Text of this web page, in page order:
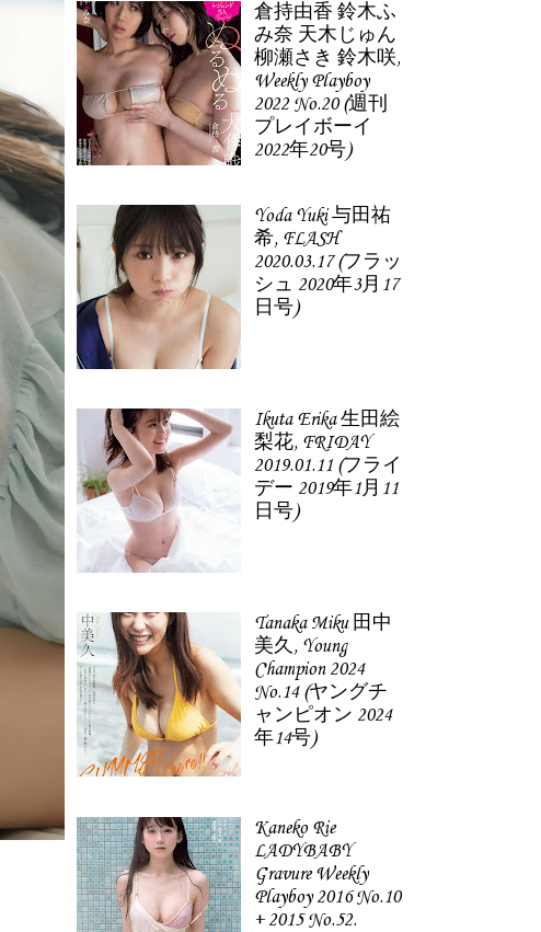
倉持由香 鈴木ふ
み奈 天木じゅん
柳瀬さき 鈴木咲,
Weekly Playboy
2022 No.20 (週刊
プレイボーイ
2022年20号)
Yoda Yuki 与田祐
希, FLASH
2020.03.17 (フラッ
シュ 2020年3月17
日号)
Ikuta Erika 生田絵
梨花, FRIDAY
2019.01.11 (フライ
デー 2019年1月11
日号)
Tanaka Miku 田中
美久, Young
Champion 2024
No.14 (ヤングチ
ャンピオン 2024
年14号)
Kaneko Rie
LADYBABY
Gravure Weekly
Playboy 2016 No.10
+ 2015 No.52.